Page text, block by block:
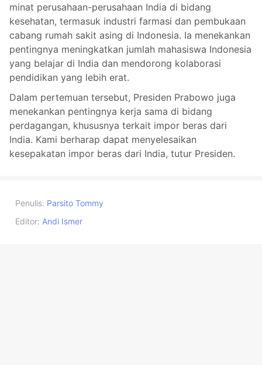
minat perusahaan-perusahaan India di bidang
kesehatan, termasuk industri farmasi dan pembukaan
cabang rumah sakit asing di Indonesia. Ia menekankan
pentingnya meningkatkan jumlah mahasiswa Indonesia
yang belajar di India dan mendorong kolaborasi
pendidikan yang lebih erat.
Dalam pertemuan tersebut, Presiden Prabowo juga
menekankan pentingnya kerja sama di bidang
perdagangan, khususnya terkait impor beras dari
India. Kami berharap dapat menyelesaikan
kesepakatan impor beras dari India, tutur Presiden.
Penulis: Parsito Tommy
Editor: Andi Ismer